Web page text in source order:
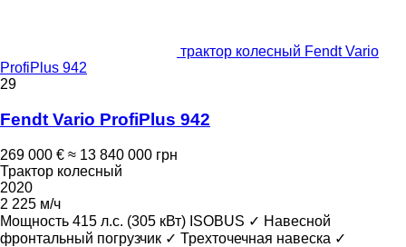
трактор колесный Fendt Vario
ProfiPlus 942
29
Fendt Vario ProfiPlus 942
269 000 € ≈ 13 840 000 грн
Трактор колесный
2020
2 225 м/ч
Мощность 415 л.с. (305 кВт) ISOBUS ✓ Навесной
фронтальный погрузчик ✓ Трехточечная навеска ✓